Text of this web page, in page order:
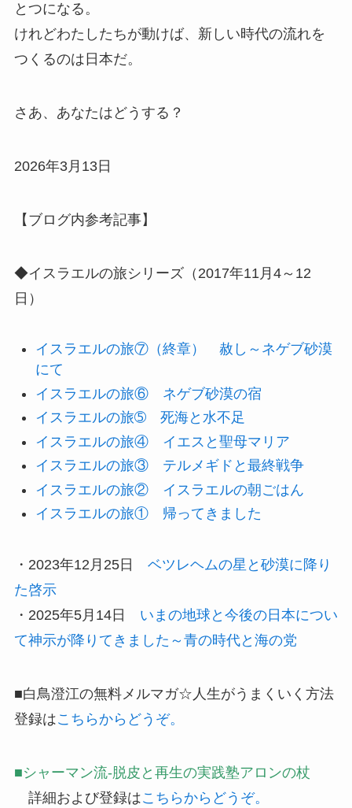
とつになる。
けれどわたしたちが動けば、新しい時代の流れを
つくるのは日本だ。
さあ、あなたはどうする？
2026年3月13日
【ブログ内参考記事】
◆イスラエルの旅シリーズ（2017年11月4～12
日）
イスラエルの旅⑦（終章） 赦し～ネゲブ砂漠
にて
イスラエルの旅⑥ ネゲブ砂漠の宿
イスラエルの旅➄ 死海と水不足
イスラエルの旅④ イエスと聖母マリア
イスラエルの旅③ テルメギドと最終戦争
イスラエルの旅② イスラエルの朝ごはん
イスラエルの旅① 帰ってきました
・2023年12 月 25日 ベツレヘムの星と砂漠に降り
た啓示
・2025年5月 14日 いまの地球と今後の日本につい
て神示が降りてきました～青の時代と海の党
■白鳥澄江の無料メルマガ☆人生がうまくいく方法
登録はこちらからどうぞ。
■シャーマン流-脱皮と再生の実践塾アロンの杖
詳細および登録はこちらからどうぞ。